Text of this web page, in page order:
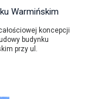
Warmińskim
koncepcji
budynku
przy ul.